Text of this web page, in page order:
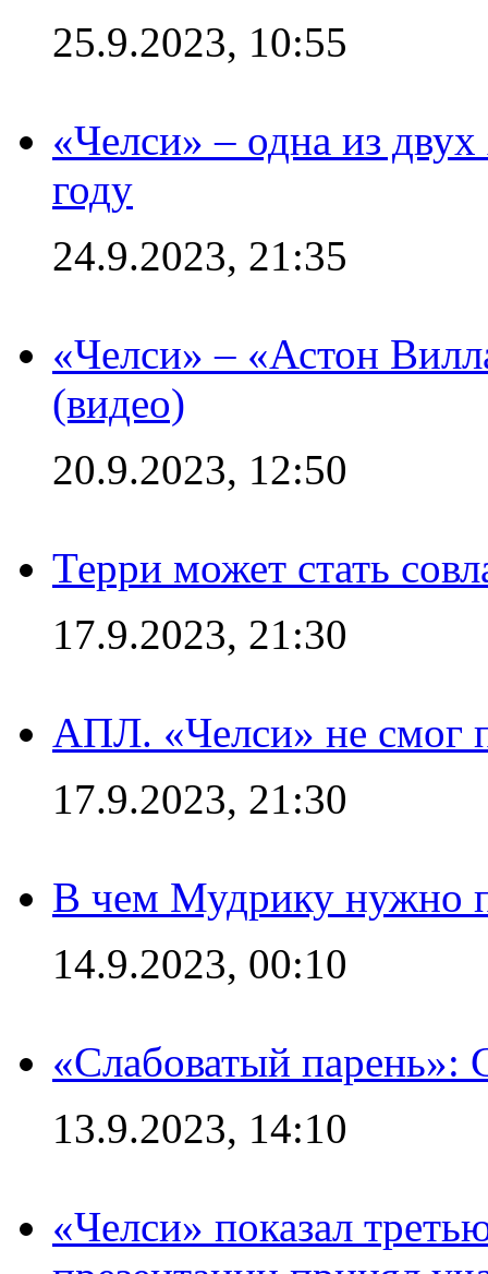
25.9.2023, 10:55
«Челси» – одна из
году
24.9.2023, 21:35
«Челси» – «Астон
(видео)
20.9.2023, 12:50
Терри может стать
17.9.2023, 21:30
АПЛ. «Челси» не смог
17.9.2023, 21:30
В чем Мудрику нужно
14.9.2023, 00:10
«Слабоватый парень»:
13.9.2023, 14:10
«Челси» показал